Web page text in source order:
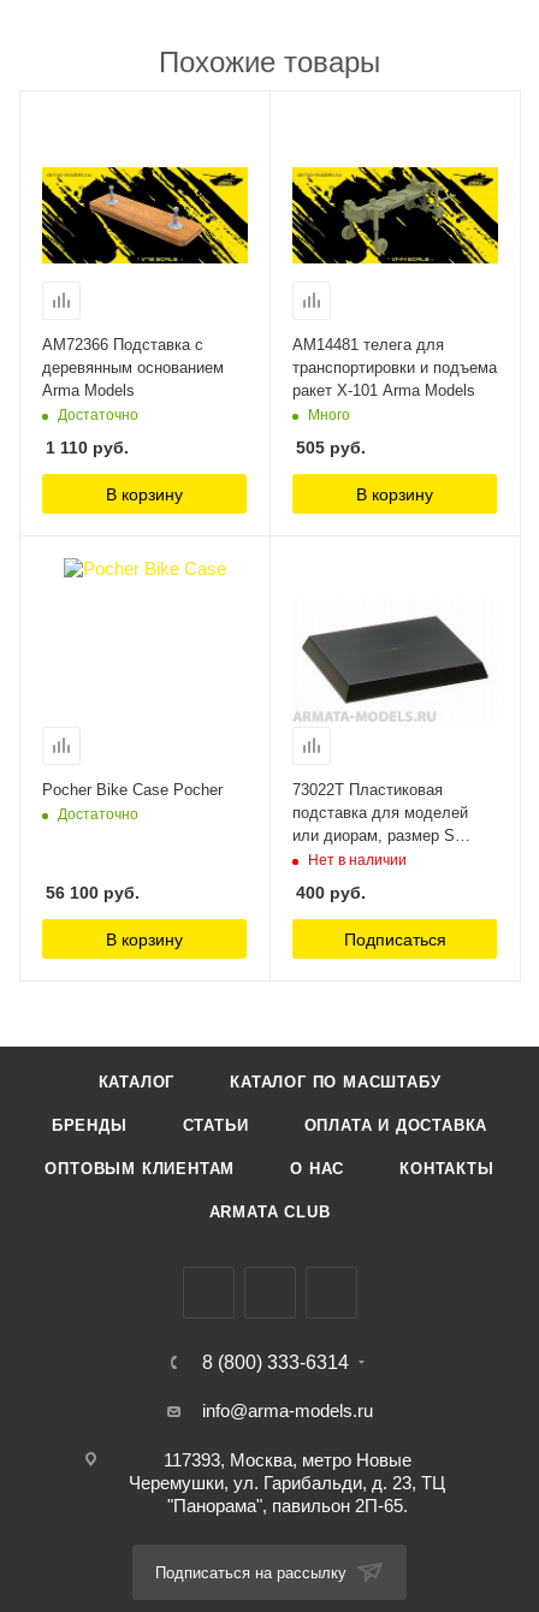
Похожие товары
AM72366 Подставка с
деревянным основанием
Arma Models
Достаточно
1 110 руб.
В корзину
AM14481 телега для
транспортировки и подъема
ракет Х-101 Arma Models
Много
505 руб.
В корзину
Pocher Bike Case Pocher
Достаточно
56 100 руб.
В корзину
73022T Пластиковая
подставка для моделей
или диорам, размер S
(148х108 мм). Может
Tamiya
Нет в наличии
400 руб.
Подписаться
КАТАЛОГ КАТАЛОГ ПО МАСШТАБУ
БРЕНДЫ СТАТЬИ ОПЛАТА И ДОСТАВКА
ОПТОВЫМ КЛИЕНТАМ О НАС КОНТАКТЫ
ARMATA CLUB
8 (800) 333-6314
info@arma-models.ru
117393, Москва, метро Новые
Черемушки, ул. Гарибальди, д. 23, ТЦ
"Панорама", павильон 2П-65.
Подписаться на рассылку